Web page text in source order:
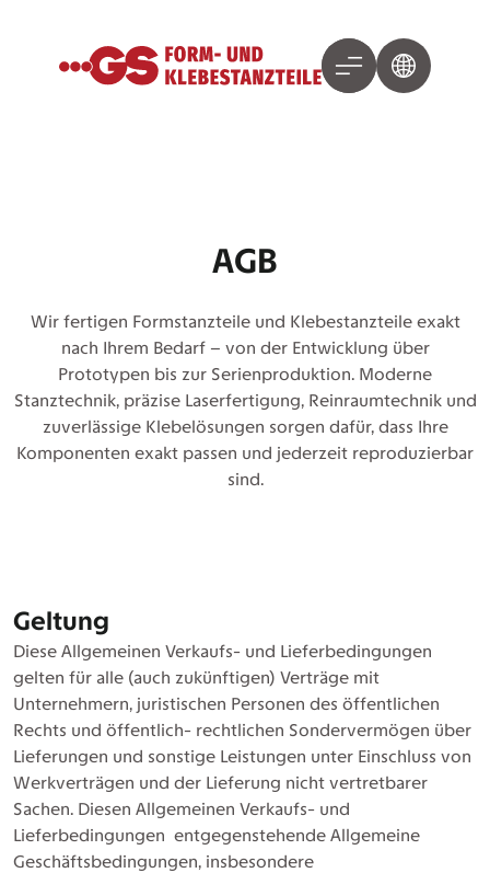
AGB
Wir fertigen Formstanzteile und Klebestanzteile exakt
nach Ihrem Bedarf – von der Entwicklung über
Prototypen bis zur Serienproduktion. Moderne
Stanztechnik, präzise Laserfertigung, Reinraumtechnik und
zuverlässige Klebelösungen sorgen dafür, dass Ihre
Komponenten exakt passen und jederzeit reproduzierbar
sind.
Geltung
Diese Allgemeinen Verkaufs- und Lieferbedingungen
gelten für alle (auch zukünftigen) Verträge mit
Unternehmern, juristischen Personen des öffentlichen
Rechts und öffentlich- rechtlichen Sondervermögen über
Lieferungen und sonstige Leistungen unter Einschluss von
Werkverträgen und der Lieferung nicht vertretbarer
Sachen. Diesen Allgemeinen Verkaufs- und
Lieferbedingungen entgegenstehende Allgemeine
Geschäftsbedingungen, insbesondere